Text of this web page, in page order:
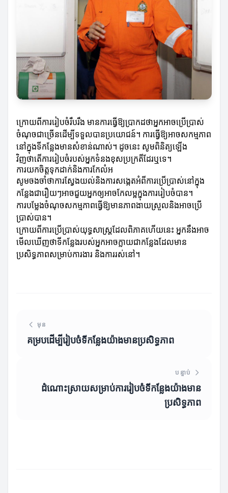
ក្រោយពីការរៀបចំរឹបរឹង មានការធ្វើឱ្យប្រាកដថាអ្នកអាចប្រើប្រាស់
ចំណុចជាច្រើនដើម្បីទទួលបានប្រយោជន៍។ ការធ្វើឱ្យអាចសកម្មភាព
នៅក្នុងទីកន្លែងមានសំខាន់ណាស់។ ដូចនេះ សូមពិនិត្យឡើង
វិញថាតើការរៀបចំរបស់អ្នកទំនងខុសប្រក្រតីដែរឬទេ។
ការយកចិត្តទុកដាក់និងការកែលំអ
សូមចងចាំថាការស្វែងយល់និងការសង្កេតអំពីការប្រើប្រាស់នៅក្នុង
កន្លែងជារឿយៗអាចជួយអ្នកឲ្យអាចកែលម្អក្នុងការរៀបចំបាន។
ការបម្លែងចំណុចសកម្មភាពធ្វើឱ្យមានភាពងាយស្រួលនិងអាចប្រើ
ប្រាស់បាន។
ក្រោយពីការប្រើប្រាស់យុទ្ធសាស្ត្រដែលពិភាគហើយនេះ អ្នកនឹងអាច
មើលឃើញថាទីកន្លែងរបស់អ្នកអាចក្លាយជាកន្លែងដែលមាន
ប្រសិទ្ធភាពសម្រាប់ការងារ និងការរស់នៅ។
មុន
គម្របដើម្បីរៀបចំទីកន្លែងយ៉ាងមានប្រសិទ្ធភាព
បន្ទាប់
ដំណោះស្រាយសម្រាប់ការរៀបចំទីកន្លែងយ៉ាងមាន
ប្រសិទ្ធភាព